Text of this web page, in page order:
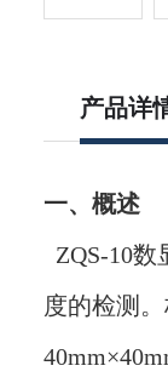
产品详
一、概述
ZQS-10
度的检测